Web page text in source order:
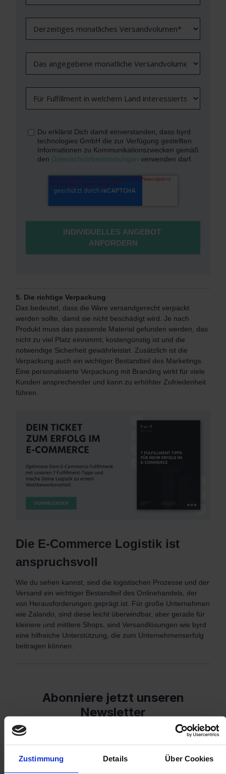
Zustimmung Details Über Cookies
Du erklärst Dich damit einverstanden, dass byrd
technologies GmbH die zur Verfügung gestellten
Informationen zu Kommunikationszwecken gemäß
den Datenschutzbestimmungen verwenden darf.
5. Die richtige Verpackung
Das bedeutet, dass die Ware versandgerecht verpackt
werden sollte, damit sie nicht beschädigt wird. Je nach
Produkt muss das passende Material gefunden werden, das
nicht zu viel Platz einnimmt, kostengünstig ist und die
notwendige Sicherheit gewährleistet. Zusätzlich ist die
Verpackung auch ein wichtiger Bestandteil des Marketings.
Eine personalisierte Verpackung mit Branding wirkt für viele
Kunden ansprechender und kann zu erhöhter Zufriedenheit
führen.
Die E-Commerce Logistik ist
anspruchsvoll
Wie du sehen kannst, sind die logistischen Prozesse und der
Versand ein wichtiger Bestandteil des Onlinehandels, der
von Herausforderungen geprägt ist. Für große Unternehmen
wie Zalando, sind diese leicht überwindbar, aber gerade für
kleinere und mittlere Shops, sind Versandlösungen wie byrd
eine hilfreiche Unterstützung, die zum Unternehmenserfolg
beitragen können.